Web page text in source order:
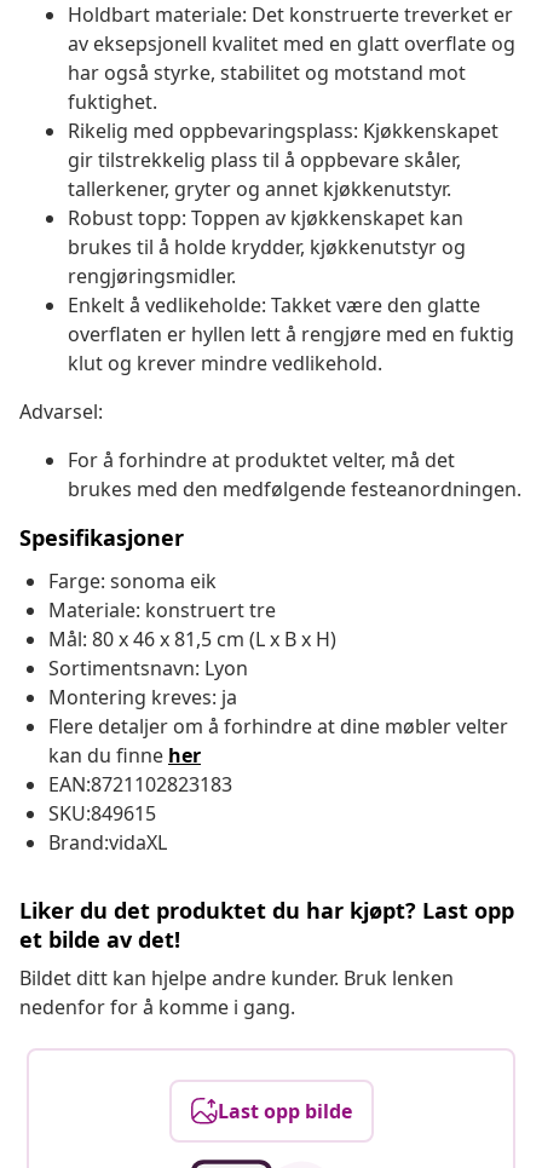
Holdbart materiale: Det konstruerte treverket er
av eksepsjonell kvalitet med en glatt overflate og
har også styrke, stabilitet og motstand mot
fuktighet.
Rikelig med oppbevaringsplass: Kjøkkenskapet
gir tilstrekkelig plass til å oppbevare skåler,
tallerkener, gryter og annet kjøkkenutstyr.
Robust topp: Toppen av kjøkkenskapet kan
brukes til å holde krydder, kjøkkenutstyr og
rengjøringsmidler.
Enkelt å vedlikeholde: Takket være den glatte
overflaten er hyllen lett å rengjøre med en fuktig
klut og krever mindre vedlikehold.
Advarsel:
For å forhindre at produktet velter, må det
brukes med den medfølgende festeanordningen.
Spesifikasjoner
Farge: sonoma eik
Materiale: konstruert tre
Mål: 80 x 46 x 81,5 cm (L x B x H)
Sortimentsnavn: Lyon
Montering kreves: ja
Flere detaljer om å forhindre at dine møbler velter
kan du finne her
EAN:8721102823183
SKU:849615
Brand:vidaXL
Liker du det produktet du har kjøpt? Last opp
et bilde av det!
Bildet ditt kan hjelpe andre kunder. Bruk lenken
nedenfor for å komme i gang.
Last opp bilde